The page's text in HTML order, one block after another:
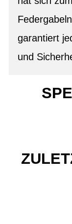
garantiert
und